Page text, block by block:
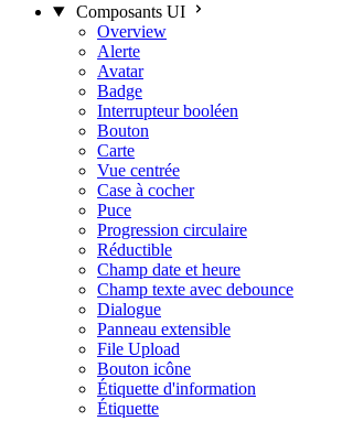
Composants UI
Overview
Alerte
Avatar
Badge
Interrupteur booléen
Bouton
Carte
Vue centrée
Case à cocher
Puce
Progression circulaire
Réductible
Champ date et heure
Champ texte avec debounce
Dialogue
Panneau extensible
File Upload
Bouton icône
Étiquette d'information
Étiquette